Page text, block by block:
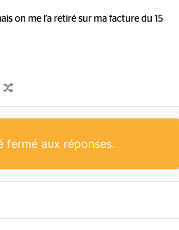
on me l’a retiré sur ma facture du 15
fermé aux réponses.